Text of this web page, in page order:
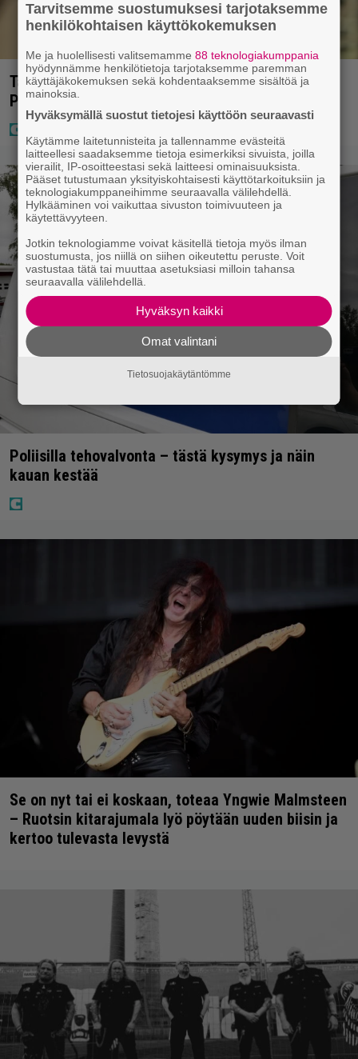
Tältä näyttää Vappu Pimiän perhelomalla
Portugalissa – ”Kaunis mekko”
Poliisilla tehovalvonta – tästä kysymys ja näin
kauan kestää
Se on nyt tai ei koskaan, toteaa Yngwie Malmsteen
– Ruotsin kitarajumala lyö pöytään uuden biisin ja
kertoo tulevasta levystä
Tarvitsemme suostumuksesi tarjotaksemme
henkilökohtaisen käyttökokemuksen
Me ja huolellisesti valitsemamme88 teknologiakumppania
hyödynnämme henkilötietoja tarjotaksemme paremman
käyttäjäkokemuksen sekä kohdentaaksemme sisältöä ja
mainoksia.
Hyväksymällä suostut tietojesi käyttöön seuraavasti
Käytämme laitetunnisteita ja tallennamme evästeitä
laitteellesi saadaksemme tietoja esimerkiksi sivuista, joilla
vierailit, IP-osoitteestasi sekä laitteesi ominaisuuksista.
Pääset tutustumaan yksityiskohtaisesti käyttötarkoituksiin ja
teknologiakumppaneihimme seuraavalla välilehdellä.
Hylkääminen voi vaikuttaa sivuston toimivuuteen ja
käytettävyyteen.
Jotkin teknologiamme voivat käsitellä tietoja myös ilman
suostumusta, jos niillä on siihen oikeutettu peruste. Voit
vastustaa tätä tai muuttaa asetuksiasi milloin tahansa
seuraavalla välilehdellä.
Hyväksyn kaikki
Omat valintani
Tietosuojakäytäntömme